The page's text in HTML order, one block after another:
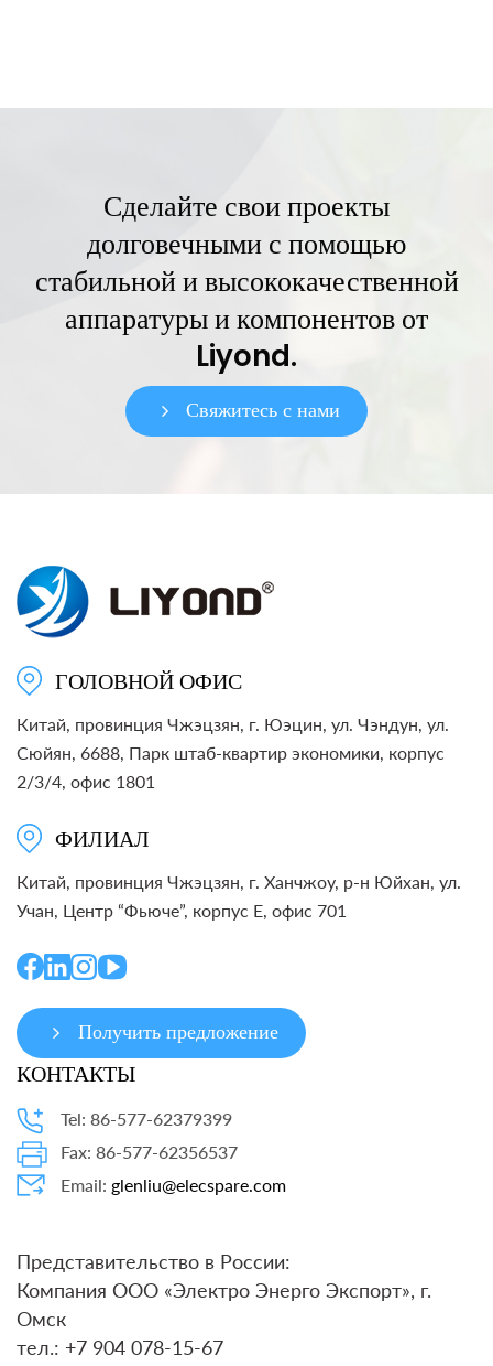
Сделайте свои проекты
долговечными с помощью
стабильной и высококачественной
аппаратуры и компонентов от
Liyond.
Свяжитесь с нами
ГОЛОВНОЙ ОФИС
Китай, провинция Чжэцзян, г. Юэцин, ул. Чэндун, ул.
Сюйян, 6688, Парк штаб-квартир экономики, корпус
2/3/4, офис 1801
ФИЛИАЛ
Китай, провинция Чжэцзян, г. Ханчжоу, р-н Юйхан, ул.
Учан, Центр “Фьюче”, корпус E, офис 701
Получить предложение
КОНТАКТЫ
Tel: 86-577-62379399
Fax: 86-577-62356537
Email: glenliu@elecspare.com
Представительство в России:
Компания ООО «Электро Энерго Экспорт», г.
Омск
тел.: +7 904 078-15-67